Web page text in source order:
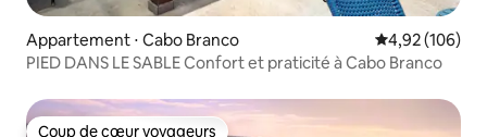
Appartement ⋅ Cabo Branco Évaluation
4,92 (106)
PIED DANS LE SABLE Confort et praticité à Cabo Branco
Coup de cœur voyageurs